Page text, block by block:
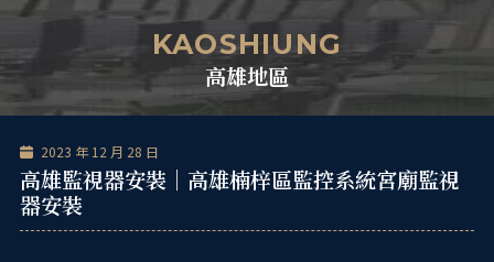
主
要
內
單 KAOSHIUNG
高雄地區
2023 年 12 月 28 日
高雄監視器安裝｜高雄楠梓區監控系統宮廟監視
器安裝